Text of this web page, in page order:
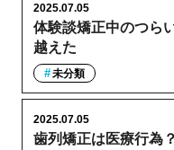
体験談矯正中のつら
越えた
2025.07.05
未分類
歯列矯正は医療行為
2025.07.05